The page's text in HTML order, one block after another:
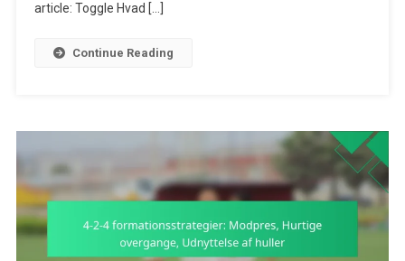
article: Toggle Hvad […]
Continue Reading